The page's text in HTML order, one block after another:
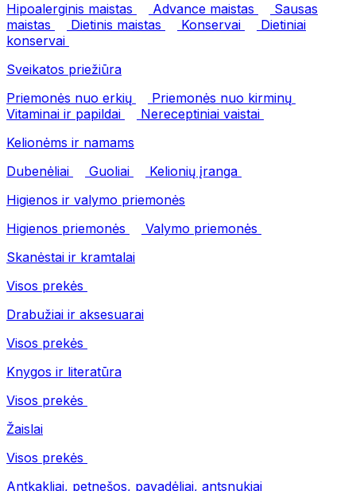
Hipoalerginis maistas
Advance maistas
Sausas
maistas
Dietinis maistas Konservai
Dietiniai
konservai
Sveikatos priežiūra
Priemonės nuo erkių
Priemonės nuo kirminų
Vitaminai ir papildai
Nereceptiniai vaistai
Kelionėms ir namams
Dubenėliai
Guoliai
Kelionių įranga
Higienos ir valymo priemonės
Higienos priemonės
Valymo priemonės
Skanėstai ir kramtalai
Visos prekės
Drabužiai ir aksesuarai
Visos prekės
Knygos ir literatūra
Visos prekės
Žaislai
Visos prekės
Antkakliai, petnešos, pavadėliai, antsnukiai